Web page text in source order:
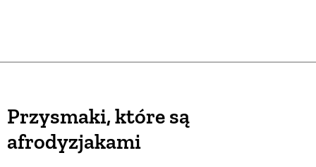
Przysmaki, które są
afrodyzjakami